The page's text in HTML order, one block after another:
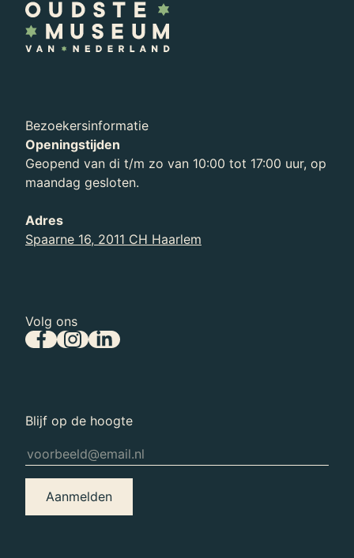
Bezoekersinformatie
Openingstijden
Geopend van di t/m zo van 10:00 tot 17:00 uur, op
maandag gesloten.
Adres
Spaarne 16, 2011 CH Haarlem
Volg ons
Blijf op de hoogte
Aanmelden